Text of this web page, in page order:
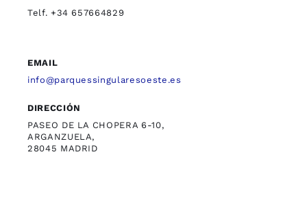
Telf. +34 657664829
EMAIL
info@parquessingularesoeste.es
DIRECCIÓN
PASEO DE LA CHOPERA 6-10,
ARGANZUELA,
28045 MADRID